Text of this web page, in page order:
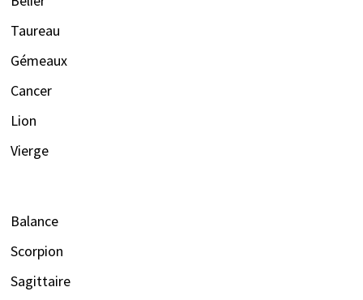
Taureau
Gémeaux
Cancer
Lion
Vierge
Balance
Scorpion
Sagittaire